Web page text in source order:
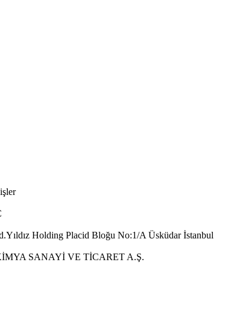
Holding Placid Bloğu No:1/A Üsküdar İstanbul
SANAYİ VE TİCARET A.Ş.